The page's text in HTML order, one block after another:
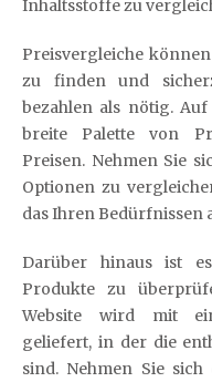
Inhaltsstoffe zu
Preisvergleiche
zu finden und
bezahlen als nötig.
breite Palette von
Preisen. Nehmen Sie
Optionen zu
das Ihren Bedürfnissen
Darüber hinaus ist
Produkte zu
Website wird mit
geliefert, in der die
sind. Nehmen Sie